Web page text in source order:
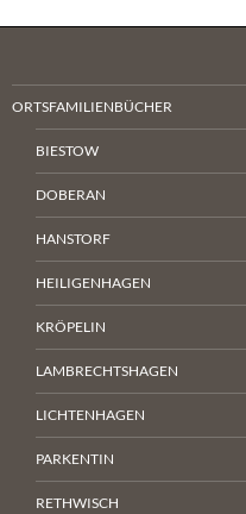
ORTSFAMILIENBÜCHER
BIESTOW
DOBERAN
HANSTORF
HEILIGENHAGEN
KRÖPELIN
LAMBRECHTSHAGEN
LICHTENHAGEN
PARKENTIN
RETHWISCH